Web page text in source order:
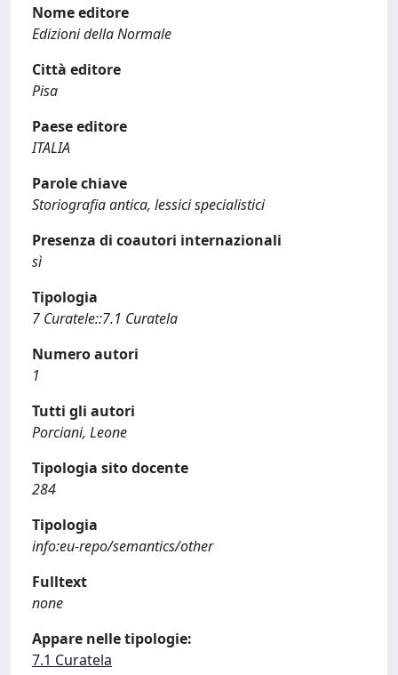
Nome editore
Edizioni della Normale
Città editore
Pisa
Paese editore
ITALIA
Parole chiave
Storiografia antica, lessici specialistici
Presenza di coautori internazionali
sì
Tipologia
7 Curatele::7.1 Curatela
Numero autori
1
Tutti gli autori
Porciani, Leone
Tipologia sito docente
284
Tipologia
info:eu-repo/semantics/other
Fulltext
none
Appare nelle tipologie:
7.1 Curatela